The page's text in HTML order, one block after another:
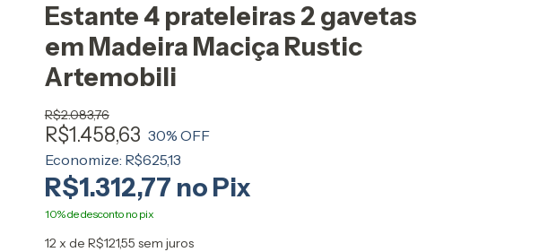
Estante 4 prateleiras 2 gavetas
em Madeira Maciça Rustic
Artemobili
R$2.083,76
R$1.458,63 30% OFF
Economize: R$625,13
R$1.312,77
12x de R$121,55 sem juros